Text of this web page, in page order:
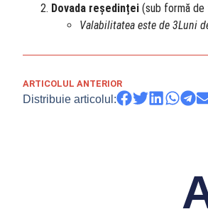
Dovada reședinței (sub formă
Valabilitatea este de 3Luni
ARTICOLUL ANTERIOR
Distribuie articolul: